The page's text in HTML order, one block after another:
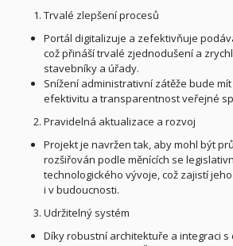
Trvalé zlepšení procesů
Portál digitalizuje a zefektivňuje
což přináší trvalé zjednodušení a
stavebníky a úřady.
Snížení administrativní zátěže bude
efektivitu a transparentnost veřejné
Pravidelná aktualizace a rozvoj
Projekt je navržen tak, aby mohl být
rozšiřován podle měnících se
technologického vývoje, což zajistí
i v budoucnosti.
Udržitelný systém
Díky robustní architektuře a integraci s